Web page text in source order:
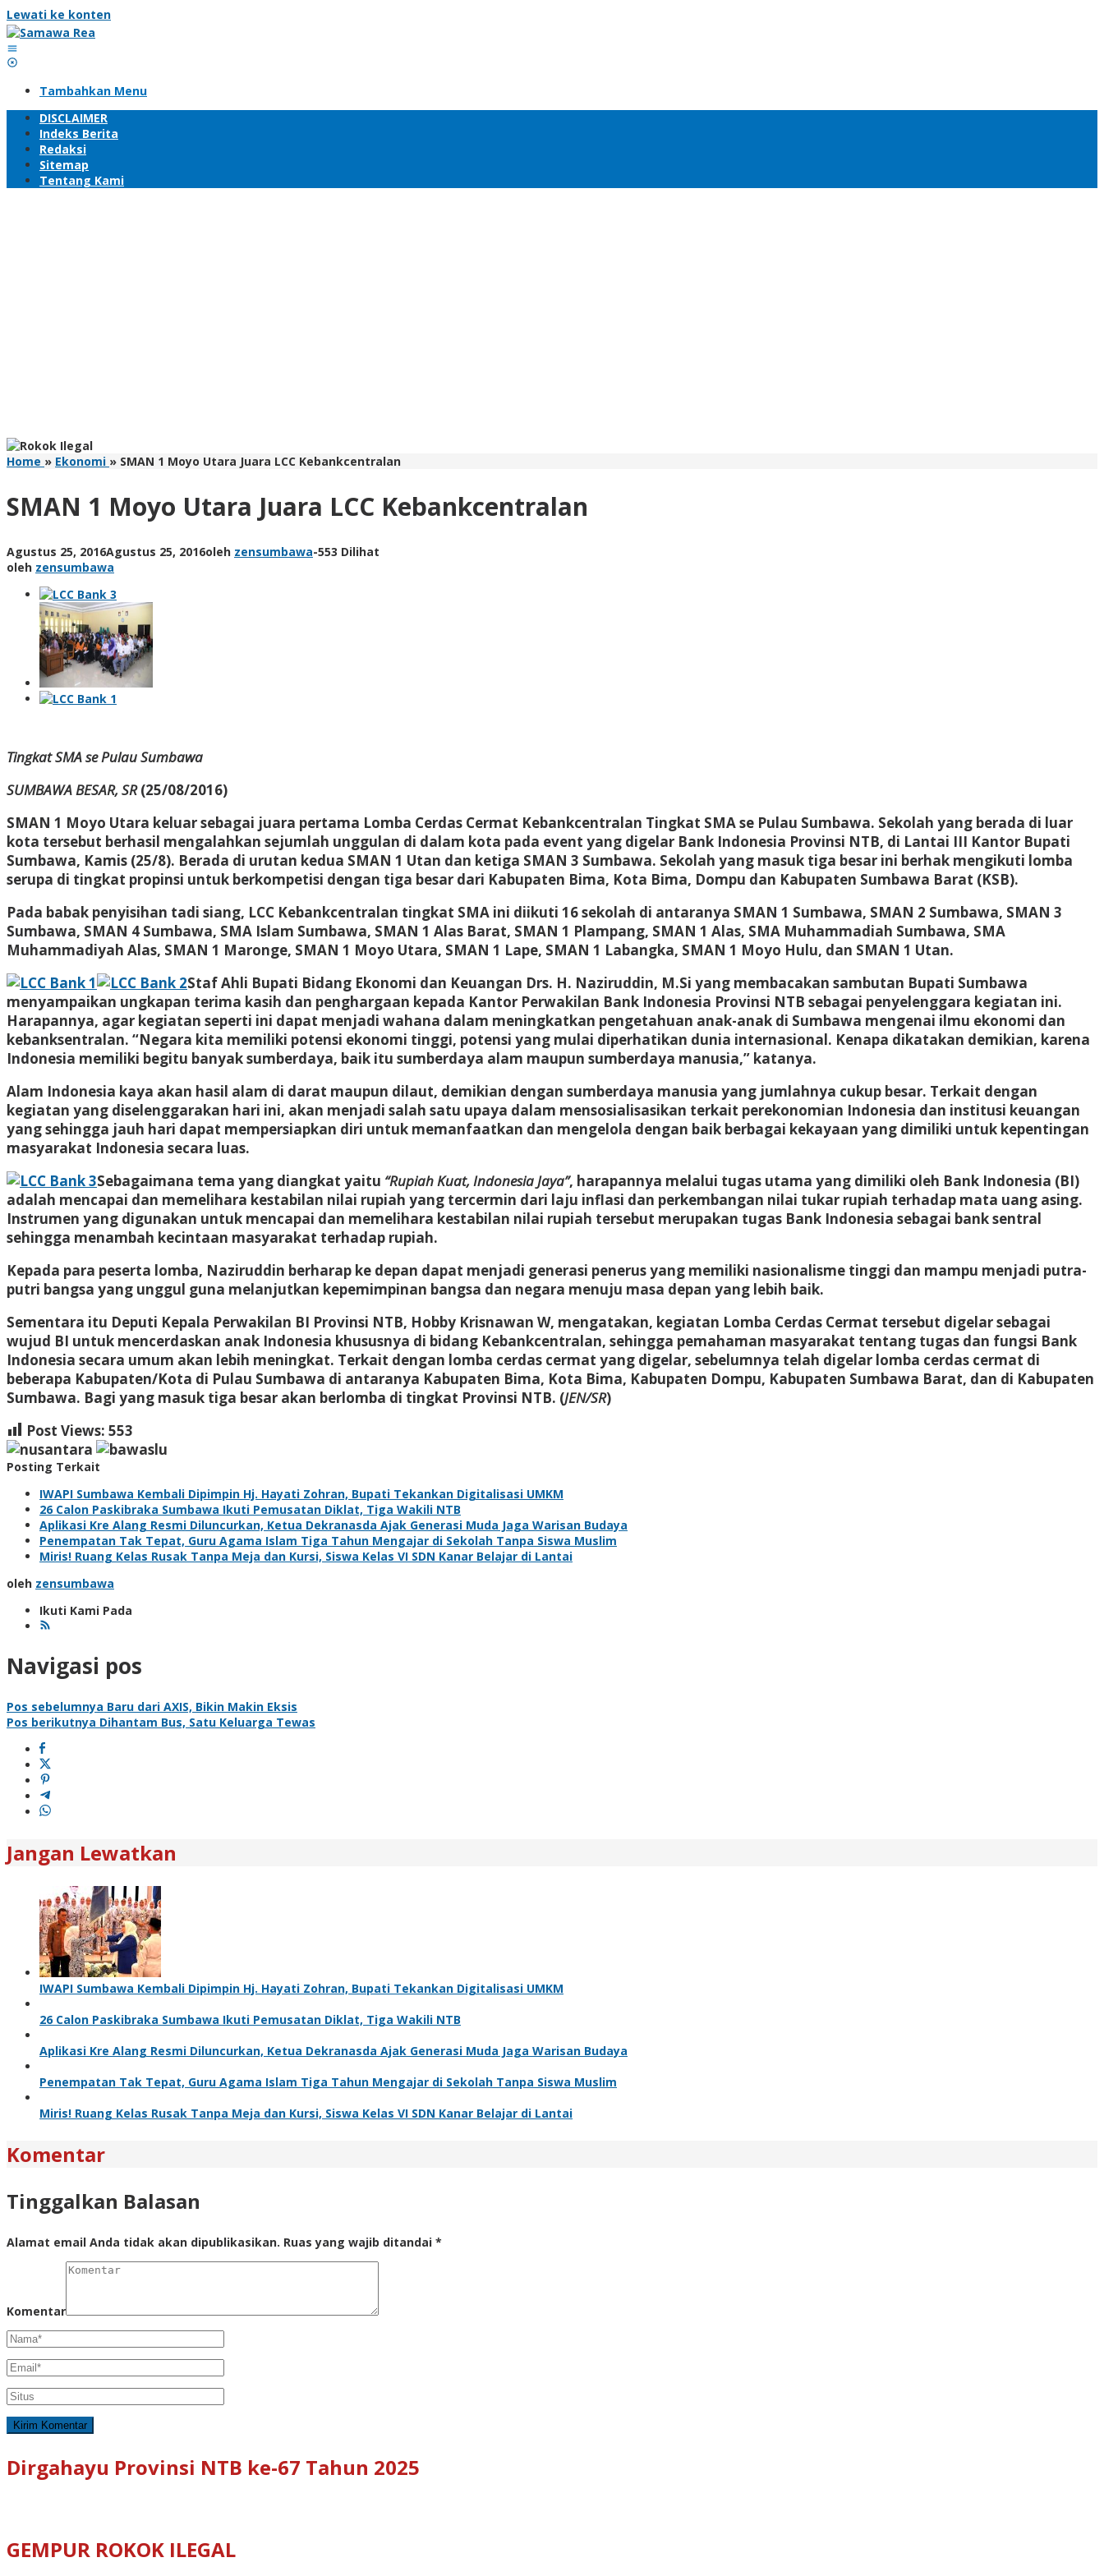
Lewati ke konten
Tambahkan Menu
DISCLAIMER
Indeks Berita
Redaksi
Sitemap
Tentang Kami
Home » Ekonomi » SMAN 1 Moyo Utara Juara LCC Kebankcentralan
SMAN 1 Moyo Utara Juara LCC Kebankcentralan
Agustus 25, 2016Agustus 25, 2016oleh zensumbawa-553 Dilihat
oleh zensumbawa
Tingkat SMA se Pulau Sumbawa
SUMBAWA BESAR, SR(25/08/2016)
SMAN 1 Moyo Utara keluar sebagai juara pertama Lomba Cerdas Cermat Kebankcentralan Tingkat SMA se Pulau Sumbawa. Sekolah yang berada di luar
kota tersebut berhasil mengalahkan sejumlah unggulan di dalam kota pada event yang digelar Bank Indonesia Provinsi NTB, di Lantai III Kantor Bupati
Sumbawa, Kamis (25/8). Berada di urutan kedua SMAN 1 Utan dan ketiga SMAN 3 Sumbawa. Sekolah yang masuk tiga besar ini berhak mengikuti lomba
serupa di tingkat propinsi untuk berkompetisi dengan tiga besar dari Kabupaten Bima, Kota Bima, Dompu dan Kabupaten Sumbawa Barat (KSB).
Pada babak penyisihan tadi siang, LCC Kebankcentralan tingkat SMA ini diikuti 16 sekolah di antaranya SMAN 1 Sumbawa, SMAN 2 Sumbawa, SMAN 3
Sumbawa, SMAN 4 Sumbawa, SMA Islam Sumbawa, SMAN 1 Alas Barat, SMAN 1 Plampang, SMAN 1 Alas, SMA Muhammadiah Sumbawa, SMA
Muhammadiyah Alas, SMAN 1 Maronge, SMAN 1 Moyo Utara, SMAN 1 Lape, SMAN 1 Labangka, SMAN 1 Moyo Hulu, dan SMAN 1 Utan.
Staf Ahli Bupati Bidang Ekonomi dan Keuangan Drs. H. Naziruddin, M.Si yang membacakan sambutan Bupati Sumbawa
menyampaikan ungkapan terima kasih dan penghargaan kepada Kantor Perwakilan Bank Indonesia Provinsi NTB sebagai penyelenggara kegiatan ini.
Harapannya, agar kegiatan seperti ini dapat menjadi wahana dalam meningkatkan pengetahuan anak-anak di Sumbawa mengenai ilmu ekonomi dan
kebanksentralan. “Negara kita memiliki potensi ekonomi tinggi, potensi yang mulai diperhatikan dunia internasional. Kenapa dikatakan demikian, karena
Indonesia memiliki begitu banyak sumberdaya, baik itu sumberdaya alam maupun sumberdaya manusia,” katanya.
Alam Indonesia kaya akan hasil alam di darat maupun dilaut, demikian dengan sumberdaya manusia yang jumlahnya cukup besar. Terkait dengan
kegiatan yang diselenggarakan hari ini, akan menjadi salah satu upaya dalam mensosialisasikan terkait perekonomian Indonesia dan institusi keuangan
yang sehingga jauh hari dapat mempersiapkan diri untuk memanfaatkan dan mengelola dengan baik berbagai kekayaan yang dimiliki untuk kepentingan
masyarakat Indonesia secara luas.
Sebagaimana tema yang diangkat yaitu “Rupiah Kuat, Indonesia Jaya”, harapannya melalui tugas utama yang dimiliki oleh Bank Indonesia (BI)
adalah mencapai dan memelihara kestabilan nilai rupiah yang tercermin dari laju inflasi dan perkembangan nilai tukar rupiah terhadap mata uang asing.
Instrumen yang digunakan untuk mencapai dan memelihara kestabilan nilai rupiah tersebut merupakan tugas Bank Indonesia sebagai bank sentral
sehingga menambah kecintaan masyarakat terhadap rupiah.
Kepada para peserta lomba, Naziruddin berharap ke depan dapat menjadi generasi penerus yang memiliki nasionalisme tinggi dan mampu menjadi putra-
putri bangsa yang unggul guna melanjutkan kepemimpinan bangsa dan negara menuju masa depan yang lebih baik.
Sementara itu Deputi Kepala Perwakilan BI Provinsi NTB, Hobby Krisnawan W, mengatakan, kegiatan Lomba Cerdas Cermat tersebut digelar sebagai
wujud BI untuk mencerdaskan anak Indonesia khususnya di bidang Kebankcentralan, sehingga pemahaman masyarakat tentang tugas dan fungsi Bank
Indonesia secara umum akan lebih meningkat. Terkait dengan lomba cerdas cermat yang digelar, sebelumnya telah digelar lomba cerdas cermat di
beberapa Kabupaten/Kota di Pulau Sumbawa di antaranya Kabupaten Bima, Kota Bima, Kabupaten Dompu, Kabupaten Sumbawa Barat, dan di Kabupaten
Sumbawa. Bagi yang masuk tiga besar akan berlomba di tingkat Provinsi NTB. (JEN/SR)
Post Views: 553
Posting Terkait
IWAPI Sumbawa Kembali Dipimpin Hj. Hayati Zohran, Bupati Tekankan Digitalisasi UMKM
26 Calon Paskibraka Sumbawa Ikuti Pemusatan Diklat, Tiga Wakili NTB
Aplikasi Kre Alang Resmi Diluncurkan, Ketua Dekranasda Ajak Generasi Muda Jaga Warisan Budaya
Penempatan Tak Tepat, Guru Agama Islam Tiga Tahun Mengajar di Sekolah Tanpa Siswa Muslim
Miris! Ruang Kelas Rusak Tanpa Meja dan Kursi, Siswa Kelas VI SDN Kanar Belajar di Lantai
oleh zensumbawa
Ikuti Kami Pada
Navigasi pos
Pos sebelumnya Baru dari AXIS, Bikin Makin Eksis
Pos berikutnya Dihantam Bus, Satu Keluarga Tewas
Jangan Lewatkan
IWAPI Sumbawa Kembali Dipimpin Hj. Hayati Zohran, Bupati Tekankan Digitalisasi UMKM
26 Calon Paskibraka Sumbawa Ikuti Pemusatan Diklat, Tiga Wakili NTB
Aplikasi Kre Alang Resmi Diluncurkan, Ketua Dekranasda Ajak Generasi Muda Jaga Warisan Budaya
Penempatan Tak Tepat, Guru Agama Islam Tiga Tahun Mengajar di Sekolah Tanpa Siswa Muslim
Miris! Ruang Kelas Rusak Tanpa Meja dan Kursi, Siswa Kelas VI SDN Kanar Belajar di Lantai
Komentar
Tinggalkan Balasan
Alamat email Anda tidak akan dipublikasikan. Ruas yang wajib ditandai *
Komentar
Dirgahayu Provinsi NTB ke-67 Tahun 2025
GEMPUR ROKOK ILEGAL